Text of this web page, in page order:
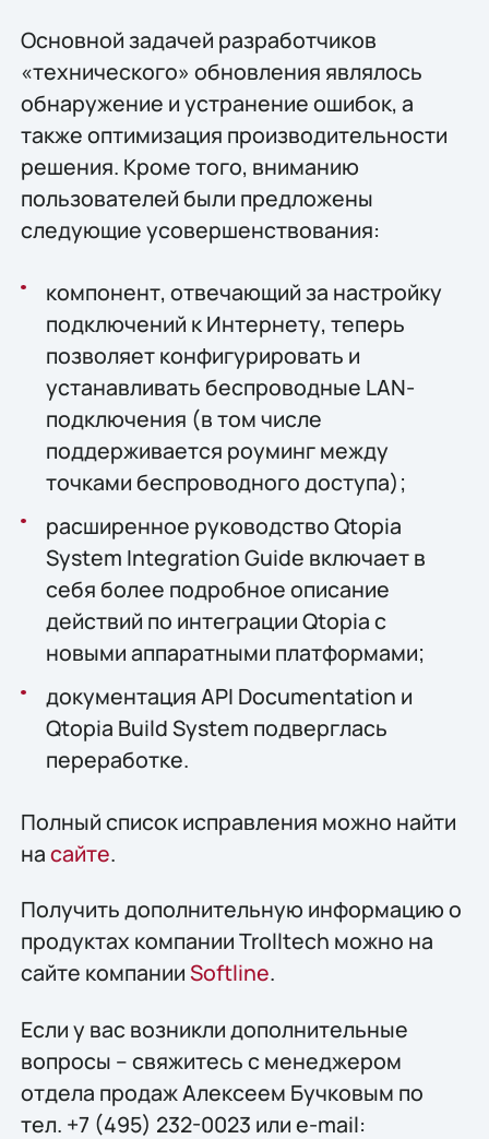
Основной задачей разработчиков
«технического» обновления являлось
обнаружение и устранение ошибок, а
также оптимизация производительности
решения. Кроме того, вниманию
пользователей были предложены
следующие усовершенствования:
компонент, отвечающий за настройку
подключений к Интернету, теперь
позволяет конфигурировать и
устанавливать беспроводные LAN-
подключения (в том числе
поддерживается роуминг между
точками беспроводного доступа);
расширенное руководство Qtopia
System Integration Guide включает в
себя более подробное описание
действий по интеграции Qtopia с
новыми аппаратными платформами;
документация API Documentation и
Qtopia Build System подверглась
переработке.
Полный список исправления можно найти
насайте.
Получить дополнительную информацию о
продуктах компании Trolltech можно на
сайте компанииSoftline.
Если у вас возникли дополнительные
вопросы – свяжитесь с менеджером
отдела продаж Алексеем Бучковым по
тел. +7 (495) 232-0023 или e-mail: